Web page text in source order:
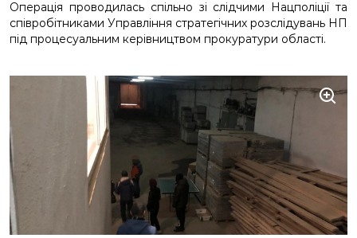
Операція проводилась спільно зі слідчими Нацполіції та
співробітниками Управління стратегічних розслідувань НП
під процесуальним керівництвом прокуратури області.